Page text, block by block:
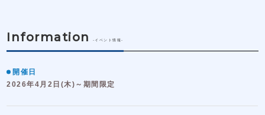
Information -イベント情報-
開催日
2026年4月2日(木)～期間限定